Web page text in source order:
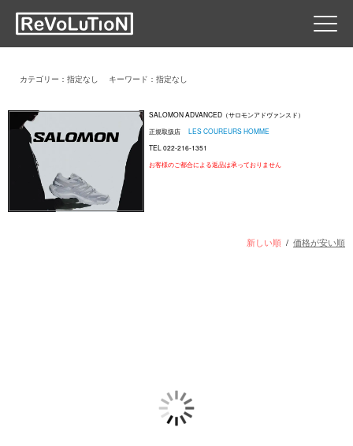
カテゴリー：指定なし キーワード：指定なし
SALOMON ADVANCED（サロモンアドヴァンスド）
正規取扱店LES COUREURS HOMME
TEL 022-216-1351
お客様のご都合による返品は承っておりません
新しい順 / 価格が安い順